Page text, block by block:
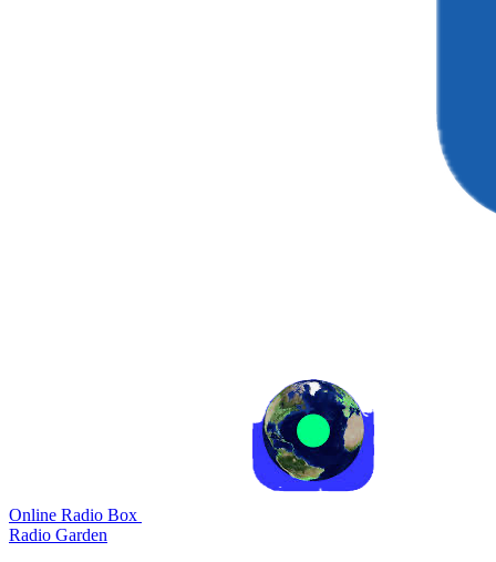
Online Radio Box
Radio Garden